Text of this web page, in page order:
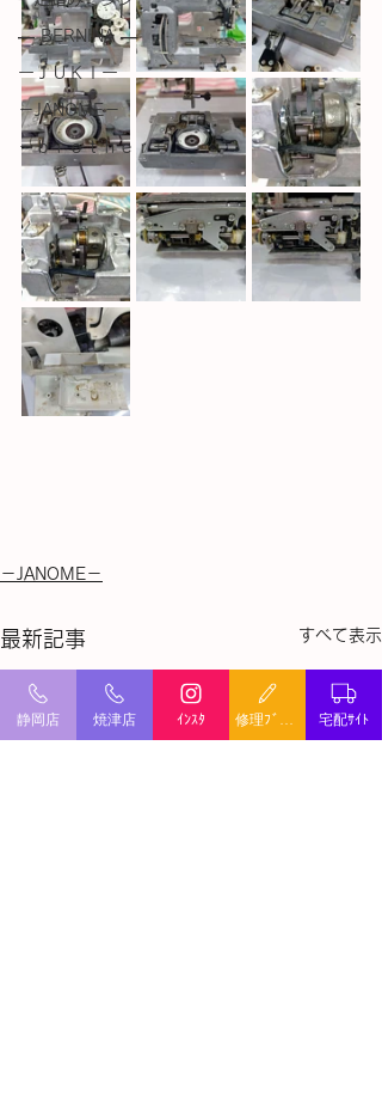
― BERNINA ―
ーＪＵＫＩー
－JANOME－
－ｂｒｏｔｈｅｒ－
－JANOME－
最新記事 すべて表示
静岡店 焼津店 ｲﾝｽﾀ 宅配ｻｲﾄ